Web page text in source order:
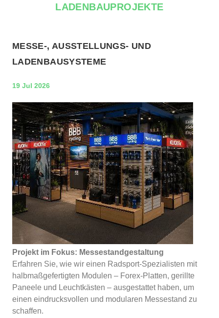
LADENBAUPROJEKTE
MESSE-, AUSSTELLUNGS- UND
LADENBAUSYSTEME
19 Jul 2026
Projekt im Fokus: Messestandgestaltung
Erfahren Sie, wie wir einen Radsport-Spezialisten mit
halbmaßgefertigten Modulen – Forex-Platten, gerillte
Paneele und Leuchtkästen – ausgestattet haben, um
einen eindrucksvollen und modularen Messestand zu
schaffen.